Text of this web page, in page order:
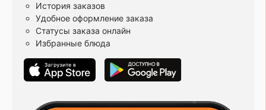
История заказов
Удобное оформление заказа
Статусы заказа онлайн
Избранные блюда